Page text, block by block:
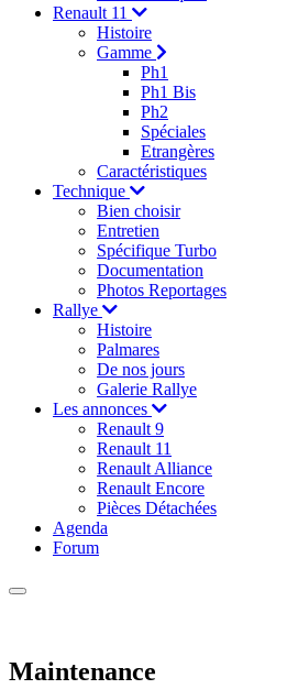
Renault 11
Histoire
Gamme
Ph1
Ph1 Bis
Ph2
Spéciales
Etrangères
Caractéristiques
Technique
Bien choisir
Entretien
Spécifique Turbo
Documentation
Photos Reportages
Rallye
Histoire
Palmares
De nos jours
Galerie Rallye
Les annonces
Renault 9
Renault 11
Renault Alliance
Renault Encore
Pièces Détachées
Agenda
Forum
Maintenance